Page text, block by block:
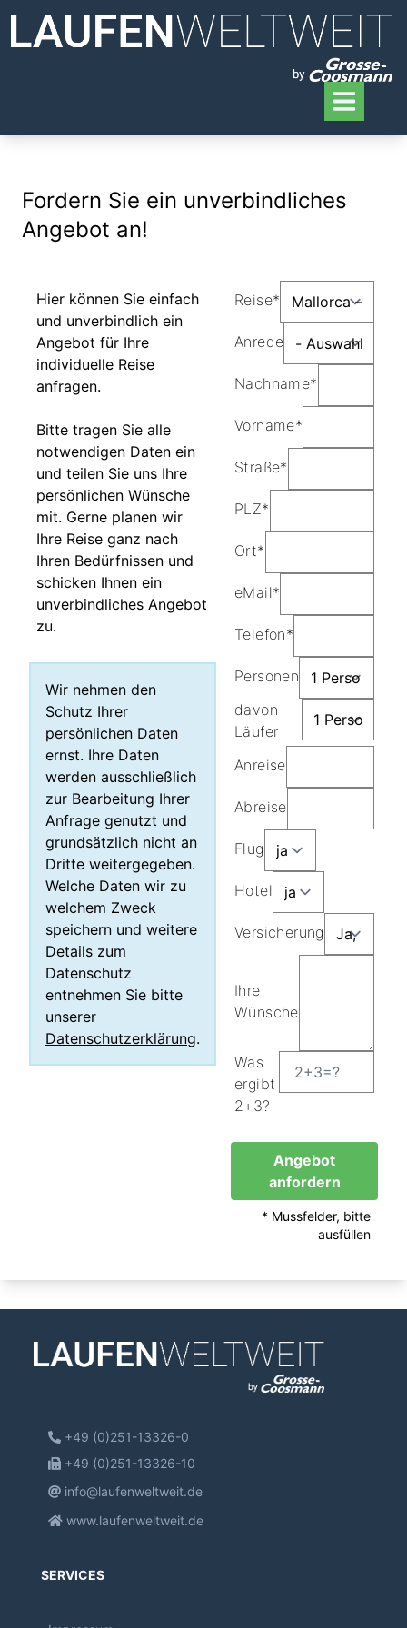
Fordern Sie ein unverbindliches
Angebot an!
Hier können Sie einfach
und unverbindlich ein
Angebot für Ihre
individuelle Reise
anfragen.
Bitte tragen Sie alle
notwendigen Daten ein
und teilen Sie uns Ihre
persönlichen Wünsche
mit. Gerne planen wir
Ihre Reise ganz nach
Ihren Bedürfnissen und
schicken Ihnen ein
unverbindliches Angebot
zu.
Wir nehmen den
Schutz Ihrer
persönlichen Daten
ernst. Ihre Daten
werden ausschließlich
zur Bearbeitung Ihrer
Anfrage genutzt und
grundsätzlich nicht an
Dritte weitergegeben.
Welche Daten wir zu
welchem Zweck
speichern und weitere
Details zum
Datenschutz
entnehmen Sie bitte
unserer
Datenschutzerklärung.
Reise*
Anrede
Nachname*
Vorname*
Straße*
PLZ*
Ort*
eMail*
Telefon*
Personen
davon
Läufer
Anreise
Abreise
Flug
Hotel
Versicherung
Ihre
Wünsche
Was
ergibt
2+3?
Angebot
anfordern
* Mussfelder, bitte
ausfüllen
+49 (0)251-13326-0
+49 (0)251-13326-10
info@laufenweltweit.de
www.laufenweltweit.de
SERVICES